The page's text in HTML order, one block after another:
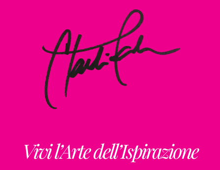
Vivi l’Arte dell’Ispirazione